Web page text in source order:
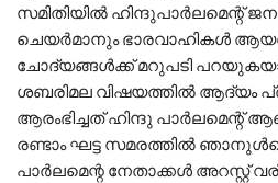
സമിതിയിൽ ഹിന്ദുപാർലമെന്റ്
ചെയർമാനും ഭാരവാഹികൾ
ചോദ്യങ്ങൾക്ക് മറുപടി
ശബരിമല വിഷയത്തിൽ ആദ്യം
ആരംഭിച്ചത് ഹിന്ദു പാർലമെന്റ്
രണ്ടാം ഘട്ട സമരത്തിൽ
പാർലമെന്റ നേതാക്കൾ അറസ്റ്റ്